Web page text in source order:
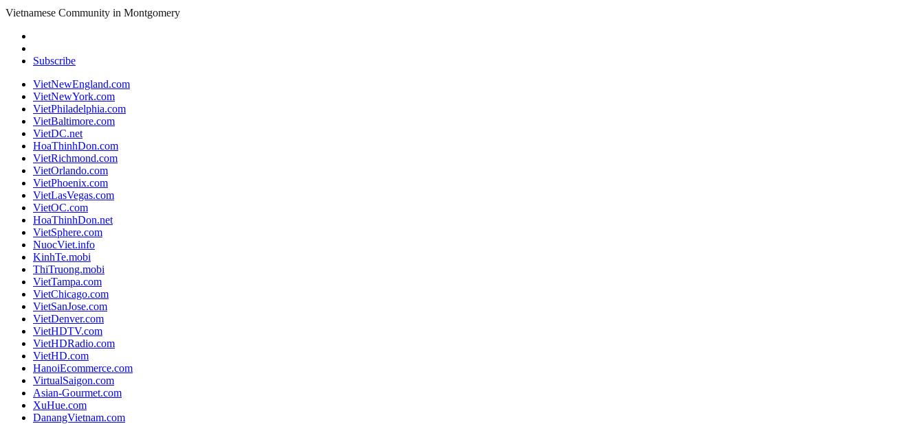
Vietnamese Community in Montgomery
Subscribe
VietNewEngland.com
VietNewYork.com
VietPhiladelphia.com
VietBaltimore.com
VietDC.net
HoaThinhDon.com
VietRichmond.com
VietOrlando.com
VietPhoenix.com
VietLasVegas.com
VietOC.com
HoaThinhDon.net
VietSphere.com
NuocViet.info
KinhTe.mobi
ThiTruong.mobi
VietTampa.com
VietChicago.com
VietSanJose.com
VietDenver.com
VietHDTV.com
VietHDRadio.com
VietHD.com
HanoiEcommerce.com
VirtualSaigon.com
Asian-Gourmet.com
XuHue.com
DanangVietnam.com